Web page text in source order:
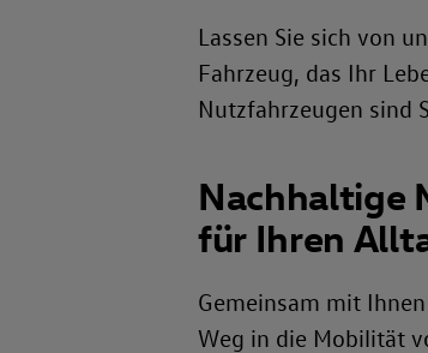
Lassen Sie sich von
Fahrzeug, das Ihr
Nutzfahrzeugen sind
Nachhaltige
für Ihren
Gemeinsam mit
Weg in die Mobilität